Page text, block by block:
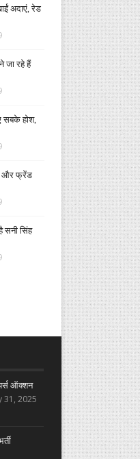
अदाएं, रेड
जा रहे हैं
सबके होश,
और फ्रेंड
सिंह
ऑक्शन
31, 2025